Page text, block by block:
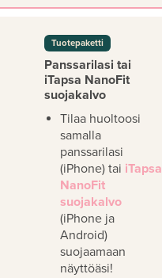
Tuotepaketti
Panssarilasi tai
iTapsa NanoFit
suojakalvo
Tilaa huoltoosi
samalla
panssarilasi
(iPhone) tai iTapsa
NanoFit
suojakalvo
(iPhone ja
Android)
suojaamaan
näyttöäsi!